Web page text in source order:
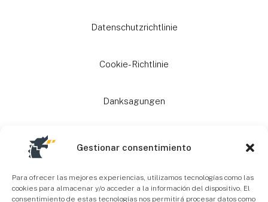
Gestionar consentimiento
Para ofrecer las mejores experiencias, utilizamos tecnologías como las
cookies para almacenar y/o acceder a la información del dispositivo. El
consentimiento de estas tecnologías nos permitirá procesar datos como
Datenschutzrichtlinie
Cookie-Richtlinie
Danksagungen
Sitemap